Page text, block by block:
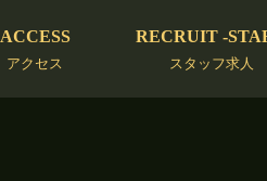
ACCESS
アクセス
RECRUIT -
スタッフ求人